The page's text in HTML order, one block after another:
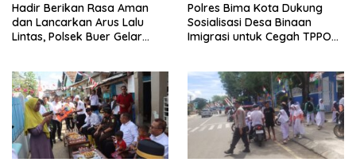
Hadir Berikan Rasa Aman
dan Lancarkan Arus Lalu
Lintas, Polsek Buer Gelar
Polres Bima Kota Dukung
Sosialisasi Desa Binaan
Imigrasi untuk Cegah TPPO